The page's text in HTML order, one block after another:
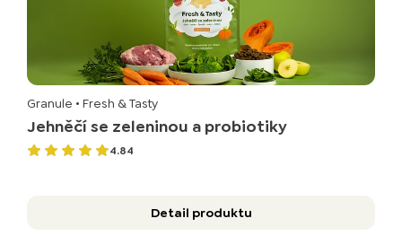
Granule • Fresh & Tasty
Jehněčí se zeleninou a probiotiky
4.84
Detail produktu